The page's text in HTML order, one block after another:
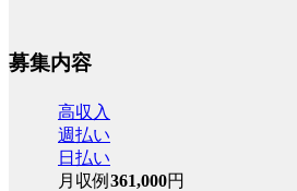
募集内容
高収入
週払い
日払い
月収例 361,000円